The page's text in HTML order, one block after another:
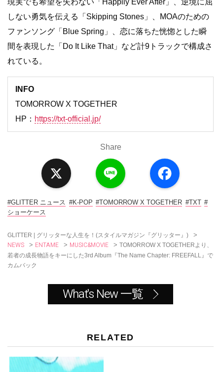
しない勇気を伝える「Skipping Stones」、MOAのための
ファンソング「Blue Spring」、恋に落ちた恍惚とした瞬
間を表現した「Do It Like That」など計9トラックで構成さ
れている。
INFO
TOMORROW X TOGETHER
HP： https://txt-official.jp/
Share
a
c
o
#GLITTER ニュース #K-POP #TOMORROW X TOGETHER #TXT #
ショーケース
GLITTER | グリッターな人生を！(スタイルマガジン『グリッター』) >
NEWS > ENTAME > MUSIC&MOVIE > TOMORROW X TOGETHERより、
若者の成長物語をキーにした3rd Album『The Name Chapter: FREEFALL』で
カムバック
What's New 一覧
RELATED